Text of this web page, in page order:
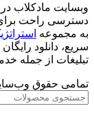
دسترسی راحت برای
به مجموعه
سریع، دانلود
تبلیغات از جمله
تمامی حقوق